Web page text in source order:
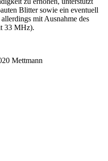
Blitter sowie ein eventuell
mit Ausnahme des
33 MHz).
Mettmann